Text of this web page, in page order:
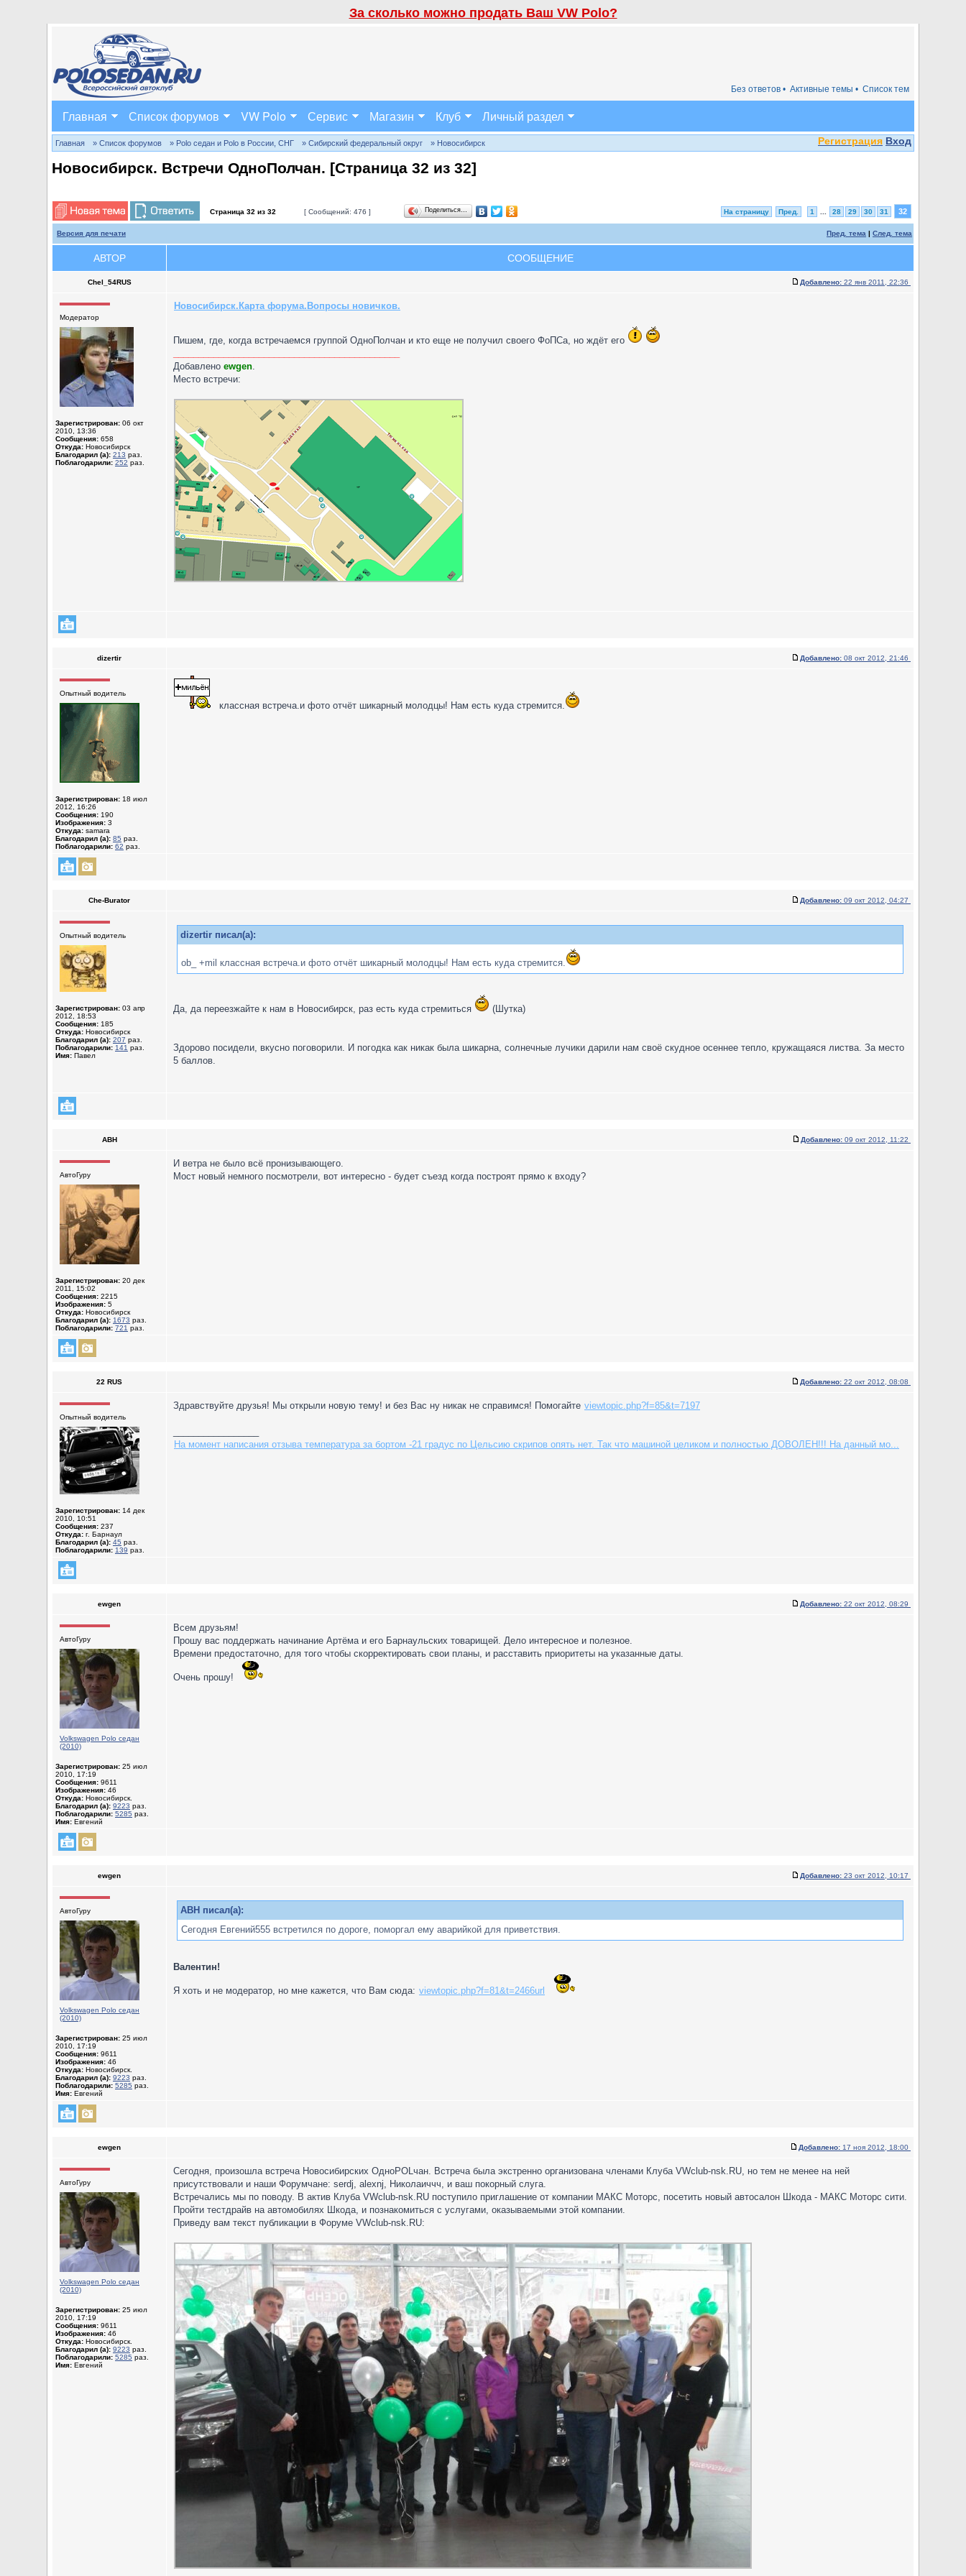
За сколько можно продать Ваш VW Polo?
Список тем
Активные темы •
Без ответов •
Главная Список форумов VW Polo Сервис Магазин Клуб Личный раздел
Регистрация Вход
Главная » Список форумов » Polo седан и Polo в России, СНГ » Сибирский федеральный округ » Новосибирск
Новосибирск. Встречи ОдноПолчан. [Страница 32 из 32]
Страница 32 из 32 [ Сообщений: 476 ] Поделиться… На страницу Пред. 1 28 29 30 31 32
Версия для печати Пред. тема | След. тема
АВТОР СООБЩЕНИЕ
Chel_54RUS Добавлено: 22 янв 2011, 22:36
Модератор
Зарегистрирован: 06 окт
2010, 13:36
Сообщения: 658
Откуда: Новосибирск
Благодарил (а): 213 раз.
Поблагодарили: 252 раз.
Новосибирск.Карта форума.Вопросы новичков.
Пишем, где, когда встречаемся группой ОдноПолчан и кто еще не получил своего ФоПСа, но ждёт его
Добавлено ewgen.
Место встречи:
dizertir Добавлено: 08 окт 2012, 21:46
Опытный водитель
Зарегистрирован: 18 июл
2012, 16:26
Сообщения: 190
Изображения: 3
Откуда: samara
Благодарил (а): 85 раз.
Поблагодарили: 62 раз.
классная встреча.и фото отчёт шикарный молодцы! Нам есть куда стремится.
Che-Burator Добавлено: 09 окт 2012, 04:27
Опытный водитель
Зарегистрирован: 03 апр
2012, 18:53
Сообщения: 185
Откуда: Новосибирск
Благодарил (а): 207 раз.
Поблагодарили: 141 раз.
Имя: Павел
dizertir писал(а):
ob_ +mil классная встреча.и фото отчёт шикарный молодцы! Нам есть куда стремится.
Да, да переезжайте к нам в Новосибирск, раз есть куда стремиться (Шутка)
Здорово посидели, вкусно поговорили. И погодка как никак была шикарна, солнечные лучики дарили нам своё скудное осеннее тепло, кружащаяся листва. За место
5 баллов.
ABH Добавлено: 09 окт 2012, 11:22
АвтоГуру
Зарегистрирован: 20 дек
2011, 15:02
Сообщения: 2215
Изображения: 5
Откуда: Новосибирск
Благодарил (а): 1673 раз.
Поблагодарили: 721 раз.
И ветра не было всё пронизывающего.
Мост новый немного посмотрели, вот интересно - будет съезд когда построят прямо к входу?
22 RUS Добавлено: 22 окт 2012, 08:08
Опытный водитель
Зарегистрирован: 14 дек
2010, 10:51
Сообщения: 237
Откуда: г. Барнаул
Благодарил (а): 45 раз.
Поблагодарили: 139 раз.
Здравствуйте друзья! Мы открыли новую тему! и без Вас ну никак не справимся! Помогайте viewtopic.php?f=85&t=7197
На момент написания отзыва температура за бортом -21 градус по Цельсию скрипов опять нет. Так что машиной целиком и полностью ДОВОЛЕН!!! На данный мо...
ewgen Добавлено: 22 окт 2012, 08:29
АвтоГуру
Volkswagen Polo седан
(2010)
Зарегистрирован: 25 июл
2010, 17:19
Сообщения: 9611
Изображения: 46
Откуда: Новосибирск.
Благодарил (а): 9223 раз.
Поблагодарили: 5285 раз.
Имя: Евгений
Всем друзьям!
Прошу вас поддержать начинание Артёма и его Барнаульских товарищей. Дело интересное и полезное.
Времени предостаточно, для того чтобы скорректировать свои планы, и расставить приоритеты на указанные даты.
Очень прошу!
ewgen Добавлено: 23 окт 2012, 10:17
АвтоГуру
Volkswagen Polo седан
(2010)
Зарегистрирован: 25 июл
2010, 17:19
Сообщения: 9611
Изображения: 46
Откуда: Новосибирск.
Благодарил (а): 9223 раз.
Поблагодарили: 5285 раз.
Имя: Евгений
ABH писал(а):
Сегодня Евгений555 встретился по дороге, поморгал ему аварийкой для приветствия.
Валентин!
Я хоть и не модератор, но мне кажется, что Вам сюда: viewtopic.php?f=81&t=2466url
ewgen Добавлено: 17 ноя 2012, 18:00
АвтоГуру
Volkswagen Polo седан
(2010)
Зарегистрирован: 25 июл
2010, 17:19
Сообщения: 9611
Изображения: 46
Откуда: Новосибирск.
Благодарил (а): 9223 раз.
Поблагодарили: 5285 раз.
Имя: Евгений
Сегодня, произошла встреча Новосибирских ОдноPOLчан. Встреча была экстренно организована членами Клуба VWclub-nsk.RU, но тем не менее на ней
присутствовали и наши Форумчане: serdj, alexnj, Николаиччч, и ваш покорный слуга.
Встречались мы по поводу. В актив Клуба VWclub-nsk.RU поступило приглашение от компании МАКС Моторс, посетить новый автосалон Шкода - МАКС Моторс сити.
Пройти тестдрайв на автомобилях Шкода, и познакомиться с услугами, оказываемыми этой компании.
Приведу вам текст публикации в Форуме VWclub-nsk.RU: